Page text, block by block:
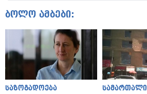
ბოლო ამბები:
საზოგადოება სამართალი